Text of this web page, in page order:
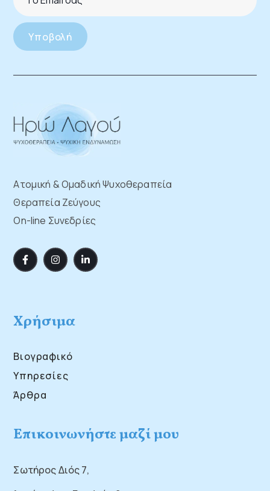
Ατομική & Ομαδική Ψυχοθεραπεία
Θεραπεία Ζεύγους
On-line Συνεδρίες
Χρήσιμα
Βιογραφικό
Υπηρεσίες
Άρθρα
Επικοινωνήστε μαζί μου
Σωτήρος Διός 7,